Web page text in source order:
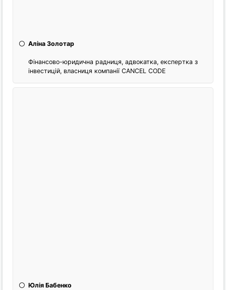
Аліна Золотар
Фінансово-юридична радниця, адвокатка, експертка з
інвестицій, власниця компанії CANCEL CODE
Юлія Бабенко